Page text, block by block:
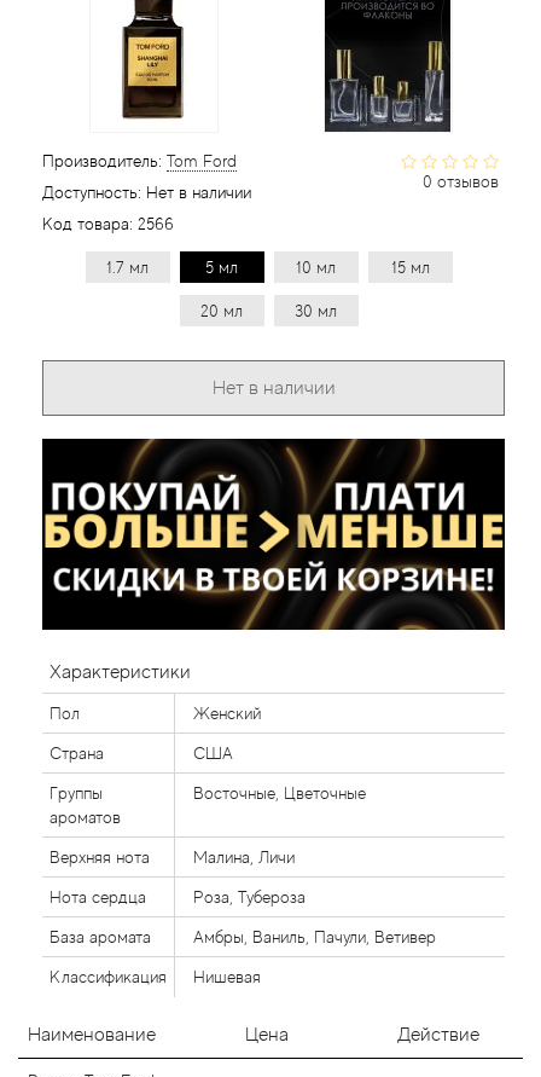
0 отзывов
Производитель: Tom Ford
Доступность: Нет в наличии
Код товара: 2566
1.7 мл 5 мл 10 мл 15 мл
20 мл 30 мл
Нет в наличии
Характеристики
Пол Женский
Страна США
Группы
ароматов
Восточные, Цветочные
Верхняя нота Малина, Личи
Нота сердца Роза, Тубероза
База аромата Амбры, Ваниль, Пачули, Ветивер
Классификация Нишевая
Наименование Цена Действие